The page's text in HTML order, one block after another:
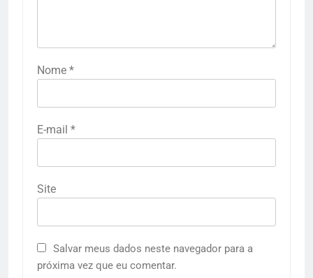
Nome *
E-mail *
Site
Salvar meus dados neste navegador para a
próxima vez que eu comentar.